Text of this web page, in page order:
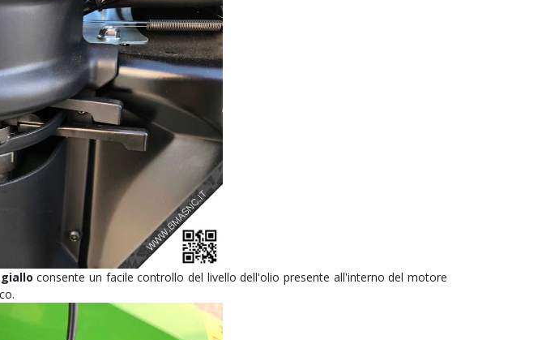
consente un facile controllo del livello dell'olio presente all'interno del motore